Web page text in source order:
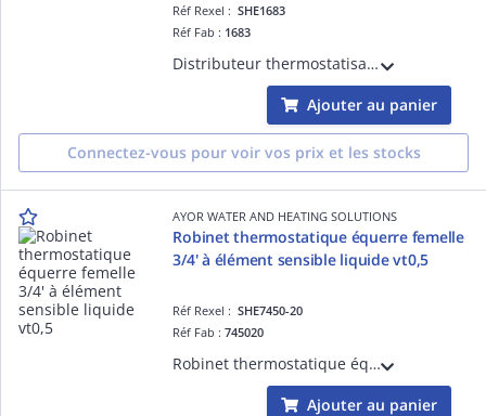
Réf Rexel :SHE1683
Réf Fab : 1683
Distributeur thermostatisable bitube mural 3/4ek- pour radiateur à robinetterie intégrée -1/2
Ajouter au panier
Connectez-vous pour voir vos prix et les stocks
AYOR WATER AND HEATING SOLUTIONS
Robinet thermostatique équerre femelle
3/4' à élément sensible liquide vt0,5
Réf Rexel :SHE7450-20
Réf Fab :745020
Robinet thermostatique équerre femelle 3/4' à élément sensible liquide vt0,5
Ajouter au panier